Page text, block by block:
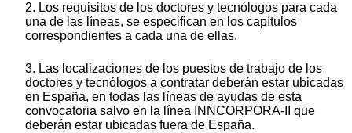
2. Los requisitos de los doctores y tecnólogos para cada
una de las líneas, se especifican en los capítulos
correspondientes a cada una de ellas.
3. Las localizaciones de los puestos de trabajo de los
doctores y tecnólogos a contratar deberán estar ubicadas
en España, en todas las líneas de ayudas de esta
convocatoria salvo en la línea INNCORPORA-II que
deberán estar ubicadas fuera de España.